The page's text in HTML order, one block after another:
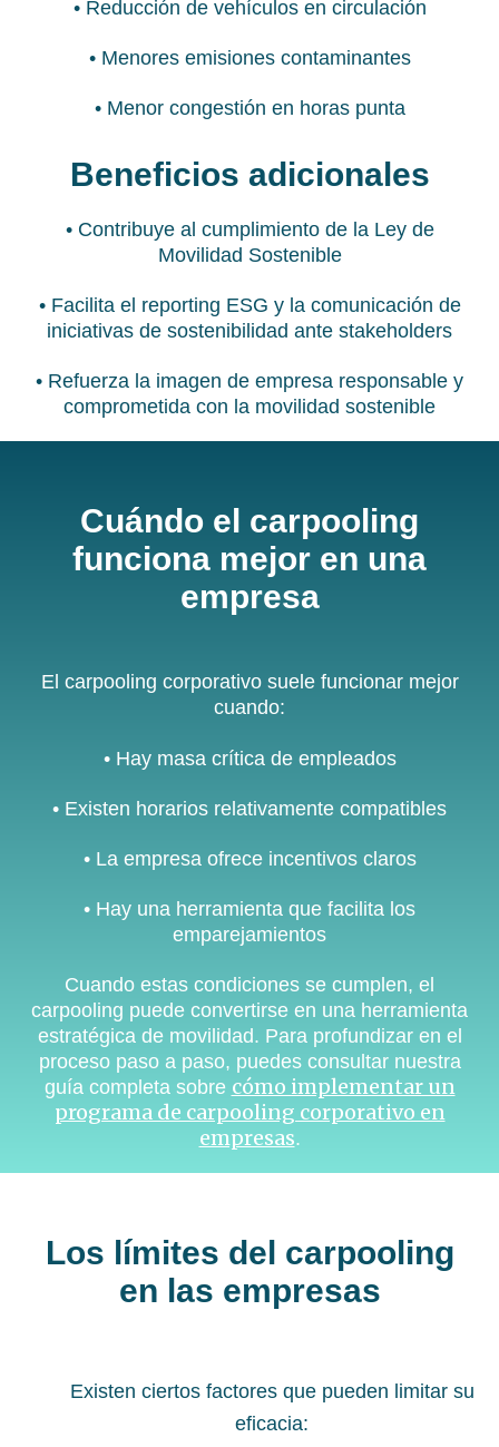
• Reducción de vehículos en circulación
• Menores emisiones contaminantes
• Menor congestión en horas punta
Beneficios adicionales
• Contribuye al cumplimiento de la Ley de
Movilidad Sostenible
• Facilita el reporting ESG y la comunicación de
iniciativas de sostenibilidad ante stakeholders
• Refuerza la imagen de empresa responsable y
comprometida con la movilidad sostenible
Cuándo el carpooling
funciona mejor en una
empresa
El carpooling corporativo suele funcionar mejor
cuando:
• Hay masa crítica de empleados
• Existen horarios relativamente compatibles
• La empresa ofrece incentivos claros
• Hay una herramienta que facilita los
emparejamientos
Cuando estas condiciones se cumplen, el
carpooling puede convertirse en una herramienta
estratégica de movilidad. Para profundizar en el
proceso paso a paso, puedes consultar nuestra
guía completa sobre cómo implementar un
programa de carpooling corporativo en
empresas.
Los límites del carpooling
en las empresas
Existen ciertos factores que pueden limitar su
eficacia: